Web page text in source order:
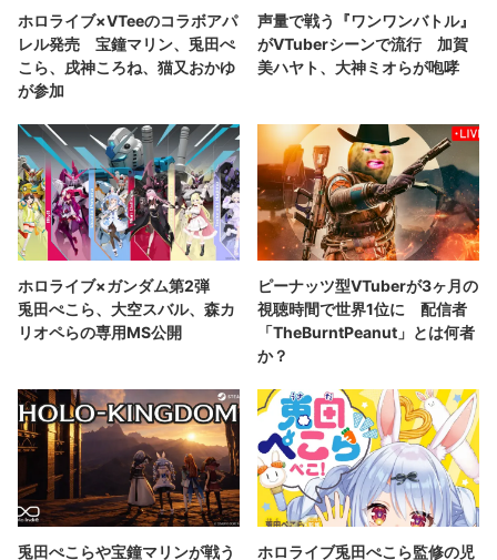
ホロライブ×VTeeのコラボアパ
レル発売 宝鐘マリン、兎田ぺ
こら、戌神ころね、猫又おかゆ
が参加
声量で戦う『ワンワンバトル』
がVTuberシーンで流行 加賀
美ハヤト、大神ミオらが咆哮
ホロライブ×ガンダム第2弾
兎田ぺこら、大空スバル、森カ
リオペらの専用MS公開
ピーナッツ型VTuberが3ヶ月の
視聴時間で世界1位に 配信者
「TheBurntPeanut」とは何者
か？
兎田ぺこらや宝鐘マリンが戦う ホロライブ兎田ぺこら監修の児